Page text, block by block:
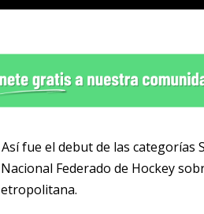
fue el debut de las categorías
Federado de Hockey